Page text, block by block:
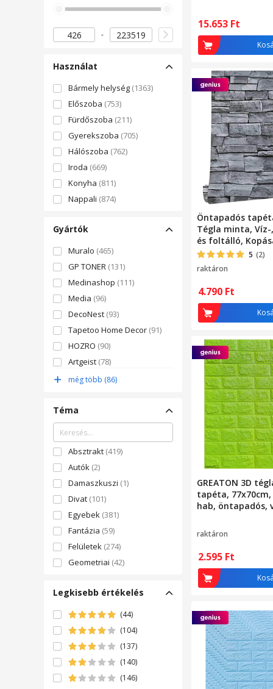
Használat
Bármely helység (1363)
Előszoba (753)
Fürdőszoba (211)
Gyerekszoba (705)
Hálószoba (762)
Iroda (669)
Konyha (811)
Nappali (874)
Gyártók
Muralo (465)
GP TONER (131)
Medinashop (111)
Media (96)
DecoNest (93)
Tapetoo Home Decor (91)
HOZRO (90)
Artgeist (78)
selling depot
még több (86)
Téma
Absztrakt (419)
Autók (2)
Damaszkuszi (1)
Divat (101)
Egyebek (381)
Fantázia (59)
Felületek (274)
Geometriai (42)
Konyha (158)
Pop art és Animáció
Rajzfilmek és Képregények
(33)
Sziluettek és emberek
Természet(82)
Tájkép (15)
Legkisebb értékelés
(44)
(104)
(137)
(140)
(146)
15.653 Ft
Öntapadós
Tégla minta, Víz-
és foltálló,
Könnyen
tisztítható, Beltéri
dekorációhoz
falvédő, PVC, 0,45
Szürke
5 (2)
raktáron
4.790 Ft
GREATON 3D
tapéta,
hab, öntapadós,
raktáron
2.595 Ft